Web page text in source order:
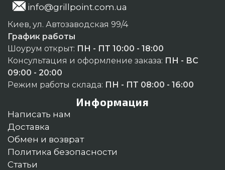
info@grillpoint.com.ua
Киев, ул. Автозаводская 99/4
График работы
Шоурум открыт: ПН - ПТ 10:00 - 18:00
Консультация и оформление заказа: ПН - ВС
09:00 - 20:00
Режим работы склада: ПН - ПТ 08:00 - 16:00
Информация
Написать нам
Доставка
Обмен и возврат
Политика безопасности
Статьи